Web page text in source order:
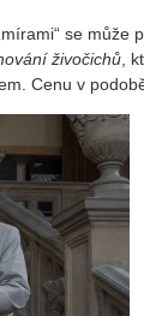
se
živočichů,
Cenu v